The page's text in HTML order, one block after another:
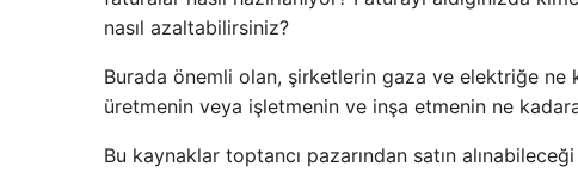
nasıl azaltabilirsiniz?
Burada önemli olan, şirketlerin gaza ve elektriğe
üretmenin veya işletmenin ve inşa etmenin ne
Bu kaynaklar toptancı pazarından satın